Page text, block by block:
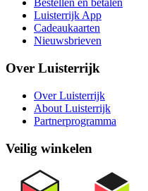
Bestellen en betalen
Luisterrijk App
Cadeaukaarten
Nieuwsbrieven
Over Luisterrijk
Over Luisterrijk
About Luisterrijk
Partnerprogramma
Veilig winkelen